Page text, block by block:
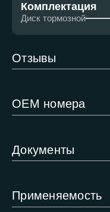
Комплектация
Диск тормозной
Отзывы
ОЕМ номера
Документы
Применяемость